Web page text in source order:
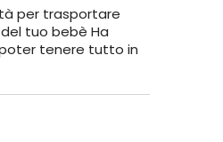
per trasportare
tuo bebè Ha
tenere tutto in